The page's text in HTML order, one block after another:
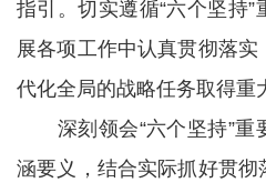
指引。切实遵循“六个坚持
展各项工作中认真贯彻落
代化全局的战略任务取得重
深刻领会“六个坚持”重
涵要义，结合实际抓好贯